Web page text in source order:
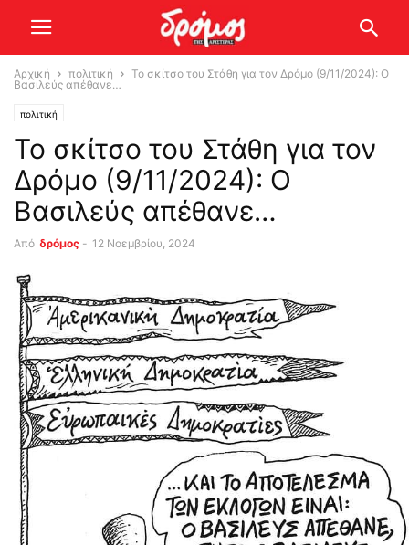
Αρχική πολιτική
Το σκίτσο του Στάθη για τον Δρόμο (9/11/2024): Ο
Βασιλεύς απέθανε…
πολιτική
Το σκίτσο του Στάθη για τον
Δρόμο (9/11/2024): Ο
Βασιλεύς απέθανε…
Από δρόμος - 12 Νοεμβρίου, 2024